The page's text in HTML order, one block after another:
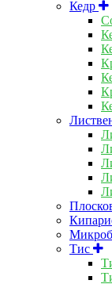
Кедр
Тис